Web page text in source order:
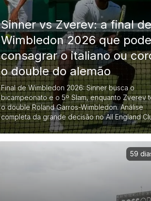
Sinner vs Zverev: a final de
Wimbledon 2026 que pode
consagrar o italiano ou
o double do alemão
Final de Wimbledon 2026: Sinner busca o
bicampeonato e o 5º Slam, enquanto Zverev
o double Roland Garros-Wimbledon. Análise
completa da grande decisão no All England
59